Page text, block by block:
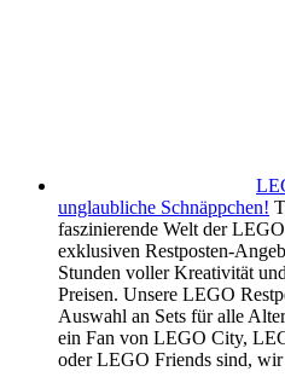
unglaubliche Schnäppchen!
faszinierende Welt der
exklusiven Restposten-
Stunden voller Kreativität
Preisen. Unsere LEGO
Auswahl an Sets für alle
ein Fan von LEGO City,
oder LEGO Friends sind, wir